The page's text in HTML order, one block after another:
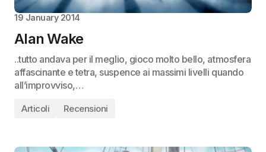
19 January 2014
Alan Wake
..tutto andava per il meglio, gioco molto bello, atmosfera
affascinante e tetra, suspence ai massimi livelli quando
all’improvviso,…
Articoli Recensioni